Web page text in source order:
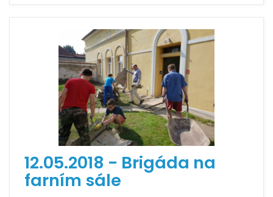
12.05.2018 - Brigáda na
farním sále